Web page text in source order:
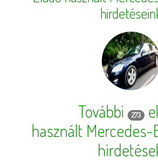
További 273
használt Mercedes-